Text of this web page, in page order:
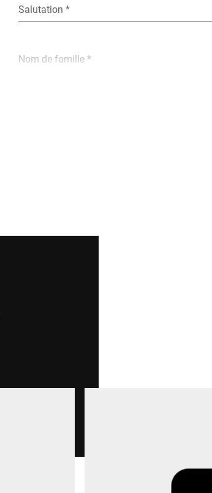
Salutation *
Nom de famille *